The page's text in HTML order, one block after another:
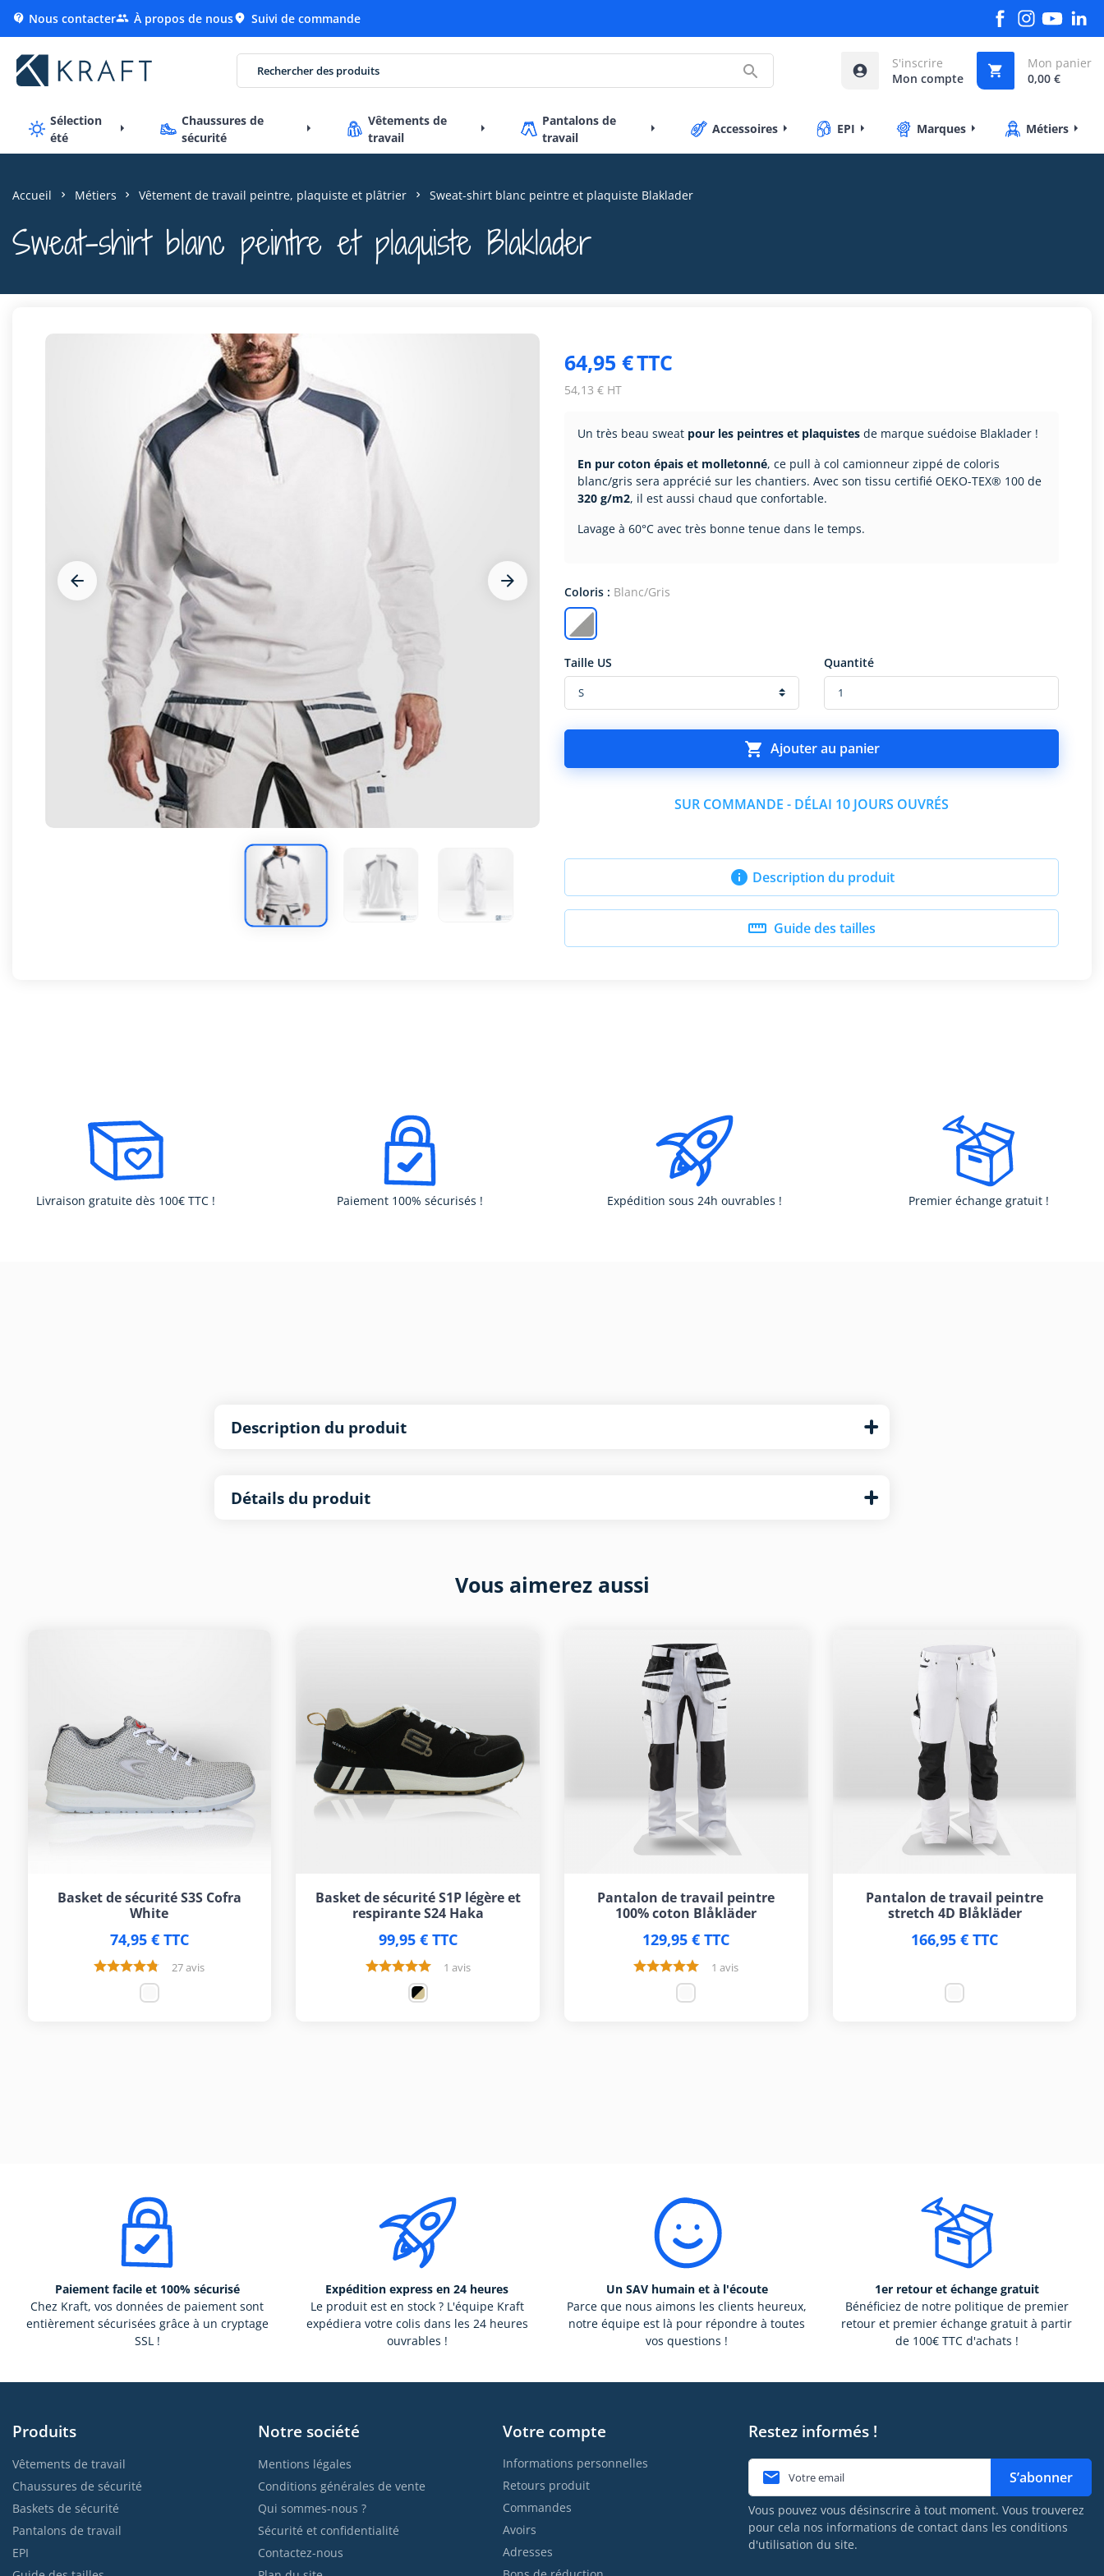
 Nous contacter À propos de nous Suivi de commande
 
S'inscrire
Mon compte

Mon panier
0,00 €
Sélection
été
Chaussures de
sécurité
Vêtements de
travail
Pantalons de
travail
Accessoires EPI Marques Métiers
Accueil Métiers Vêtement de travail peintre, plaquiste et plâtrier Sweat-shirt blanc peintre et plaquiste Blaklader
Sweat-shirt blanc peintre et plaquiste Blaklader
 
 
 
 
64,95 €TTC
54,13 € HT
Un très beau sweat pour les peintres et plaquistes de marque suédoise Blaklader !
En pur coton épais et molletonné, ce pull à col camionneur zippé de coloris
blanc/gris sera apprécié sur les chantiers. Avec son tissu certifié OEKO-TEX® 100 de
320 g/m2, il est aussi chaud que confortable.
Lavage à 60°C avec très bonne tenue dans le temps.
Coloris : Blanc/Gris
Taille US Quantité
 Ajouter au panier
SUR COMMANDE - DÉLAI 10 JOURS OUVRÉS
 Description du produit
 Guide des tailles
Livraison gratuite dès 100€ TTC ! Paiement 100% sécurisés ! Expédition sous 24h ouvrables ! Premier échange gratuit !
Description du produit
Détails du produit
Vous aimerez aussi
Basket de sécurité S3S Cofra
White
74,95 € TTC
27 avis
Basket de sécurité S1P légère et
respirante S24 Haka
99,95 € TTC
1 avis
Pantalon de travail peintre
100% coton Blåkläder
129,95 € TTC
1 avis
Pantalon de travail peintre
stretch 4D Blåkläder
166,95 € TTC
Paiement facile et 100% sécurisé
Chez Kraft, vos données de paiement sont
entièrement sécurisées grâce à un cryptage
SSL !
Expédition express en 24 heures
Le produit est en stock ? L'équipe Kraft
expédiera votre colis dans les 24 heures
ouvrables !
Un SAV humain et à l'écoute
Parce que nous aimons les clients heureux,
notre équipe est là pour répondre à toutes
vos questions !
1er retour et échange gratuit
Bénéficiez de notre politique de premier
retour et premier échange gratuit à partir
de 100€ TTC d'achats !
Produits
Vêtements de travail
Chaussures de sécurité
Baskets de sécurité
Pantalons de travail
EPI
Notre société
Mentions légales
Conditions générales de vente
Qui sommes-nous ?
Sécurité et confidentialité
Contactez-nous
Votre compte
Informations personnelles
Retours produit
Commandes
Avoirs
Adresses
Restez informés !
 S’abonner
Vous pouvez vous désinscrire à tout moment. Vous trouverez
pour cela nos informations de contact dans les conditions
d'utilisation du site.